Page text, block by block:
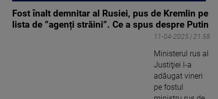
Fost înalt demnitar al Rusiei, pus de Kremlin pe
lista de ”agenți străini”. Ce a spus despre Putin
11-04-2025 | 21:58
Ministerul rus al
Justiţiei l-a
adăugat vineri
pe fostul